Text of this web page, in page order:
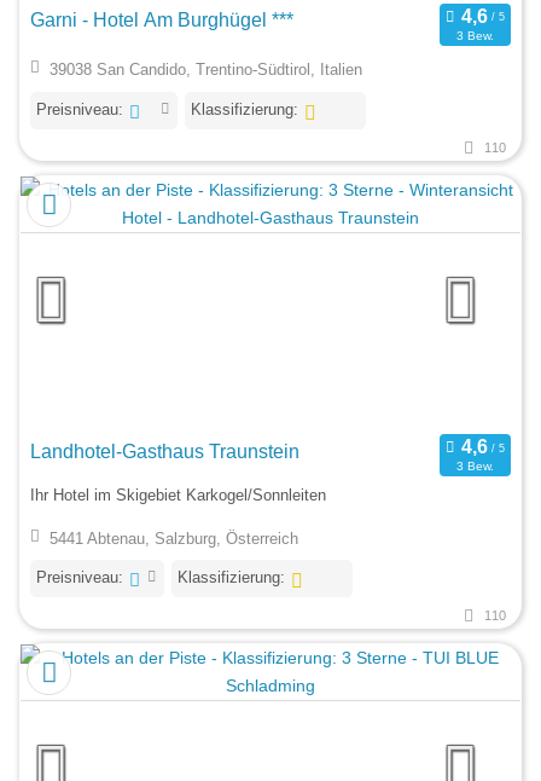
Garni - Hotel Am Burghügel ***
3 Bew.
39038 San Candido, Trentino-Südtirol, Italien
Preisniveau: Klassifizierung:
110
Landhotel-Gasthaus Traunstein
3 Bew.
Ihr Hotel im Skigebiet Karkogel/Sonnleiten
5441 Abtenau, Salzburg, Österreich
Preisniveau: Klassifizierung:
110